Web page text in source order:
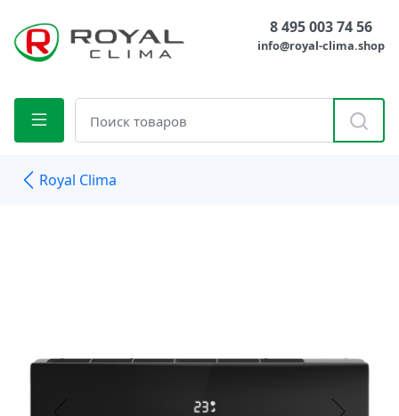
8 495 003 74 56
info@royal-clima.shop
Royal Clima